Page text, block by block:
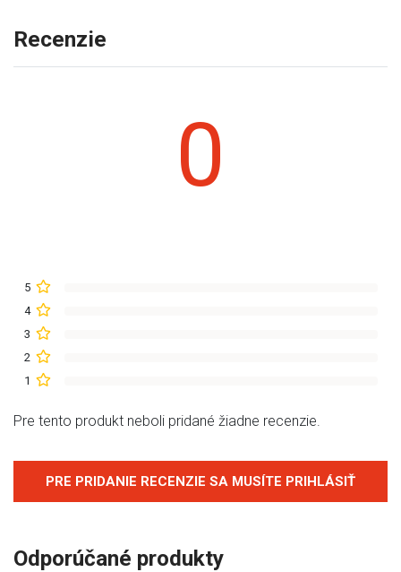
Recenzie
0
5
4
3
2
1
Pre tento produkt neboli pridané žiadne recenzie.
PRE PRIDANIE RECENZIE SA MUSÍTE PRIHLÁSIŤ
Odporúčané produkty